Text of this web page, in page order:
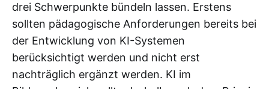
drei Schwerpunkte bündeln lassen. Erstens
sollten pädagogische Anforderungen bereits bei
der Entwicklung von KI-Systemen
berücksichtigt werden und nicht erst
nachträglich ergänzt werden. KI im